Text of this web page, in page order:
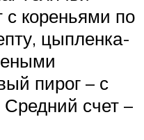
с кореньями по
цыпленка-
пирог – с
счет –